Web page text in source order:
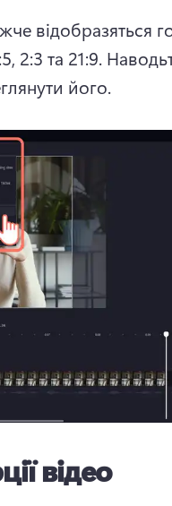
відобразяться
2:3 та 21:9.
його.
відео